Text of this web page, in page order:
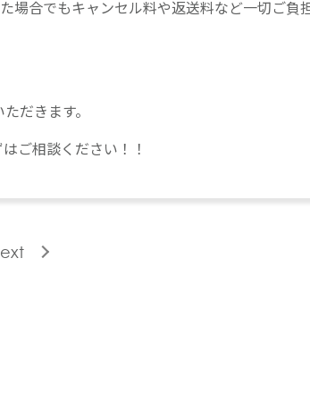
場合でもキャンセル料や返送料など一切ご負
だきます。
ご相談ください！！